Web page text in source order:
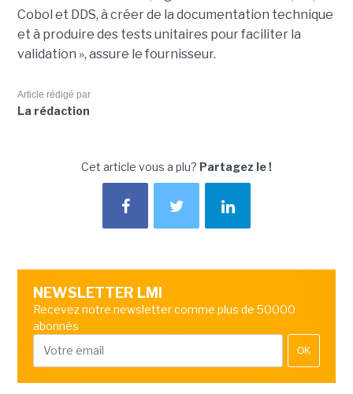
Cobol et DDS, à créer de la documentation technique
et à produire des tests unitaires pour faciliter la
validation », assure le fournisseur.
Article rédigé par
La rédaction
Cet article vous a plu? Partagez le !
NEWSLETTER LMI
Recevez notre newsletter comme plus de 50000
abonnés
OK